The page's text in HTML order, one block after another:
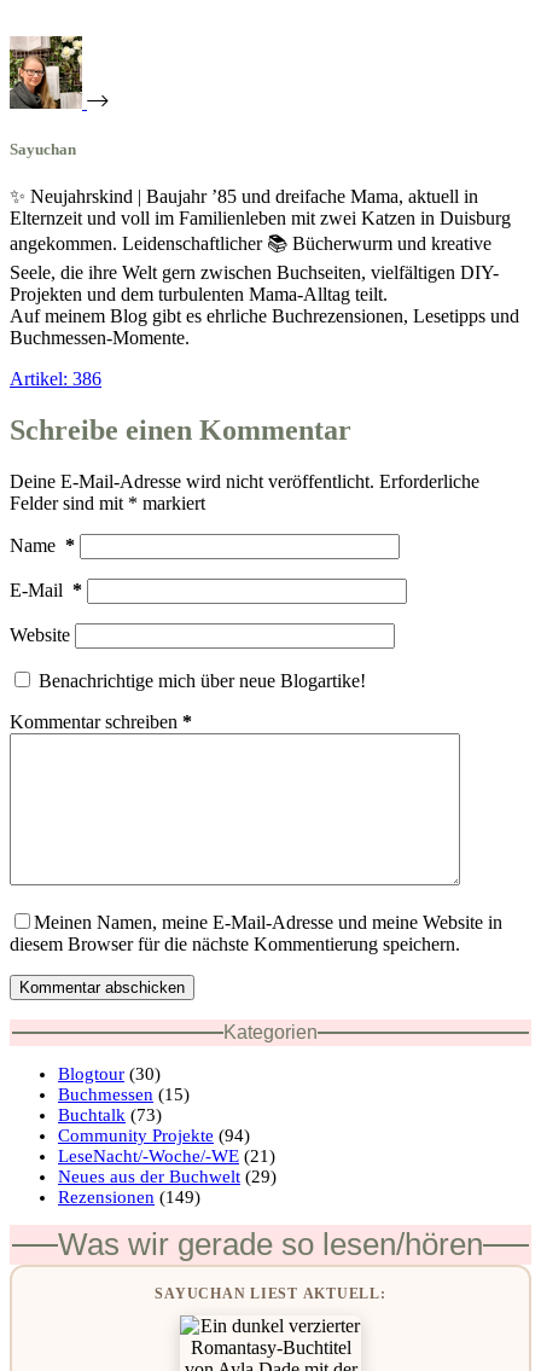
Sayuchan
✨ Neujahrskind | Baujahr ’85 und dreifache Mama, aktuell in
Elternzeit und voll im Familienleben mit zwei Katzen in Duisburg
angekommen. Leidenschaftlicher 📚 Bücherwurm und kreative
Seele, die ihre Welt gern zwischen Buchseiten, vielfältigen DIY-
Projekten und dem turbulenten Mama-Alltag teilt.
Auf meinem Blog gibt es ehrliche Buchrezensionen, Lesetipps und
Buchmessen-Momente.
Artikel: 386
Schreibe einen Kommentar
Deine E-Mail-Adresse wird nicht veröffentlicht. Erforderliche
Felder sind mit * markiert
Name *
E-Mail *
Website
Benachrichtige mich über neue Blogartike!
Kommentar schreiben *
Meinen Namen, meine E-Mail-Adresse und meine Website in
diesem Browser für die nächste Kommentierung speichern.
Kommentar abschicken
Kategorien
Blogtour (30)
Buchmessen (15)
Buchtalk (73)
Community Projekte (94)
LeseNacht/-Woche/-WE (21)
Neues aus der Buchwelt (29)
Rezensionen (149)
Was wir gerade so lesen/hören
SAYUCHAN LIEST AKTUELL: